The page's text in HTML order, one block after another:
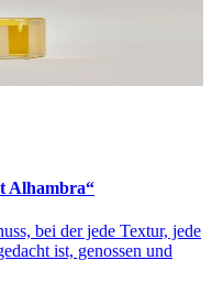
Alhambra“
bei der jede Textur, jede
ist, genossen und